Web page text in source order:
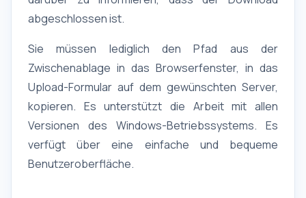
abgeschlossen ist.
Sie müssen lediglich den Pfad aus der
Zwischenablage in das Browserfenster, in das
Upload-Formular auf dem gewünschten Server,
kopieren. Es unterstützt die Arbeit mit allen
Versionen des Windows-Betriebssystems. Es
verfügt über eine einfache und bequeme
Benutzeroberfläche.